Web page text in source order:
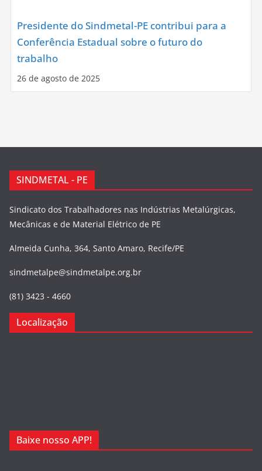
Presidente do Sindmetal-PE contribui para a
Conferência Estadual sobre o futuro do
trabalho
26 de agosto de 2025
SINDMETAL - PE
Sindicato dos Trabalhadores nas Indústrias Metalúrgicas,
Mecânicas e de Material Elétrico de PE
Almeida Cunha, 364, Santo Amaro, Recife/PE
sindmetalpe@sindmetalpe.org.br
(81) 3423 - 4660
Localização
Baixe nosso APP!